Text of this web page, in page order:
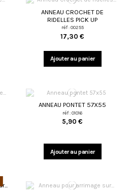
ANNEAU CROCHET DE
RIDELLES PICK UP
réf : 00255
17,30 €
Ajouter au panier
ANNEAU PONTET 57X55
réf : 01016
5,90 €
Ajouter au panier